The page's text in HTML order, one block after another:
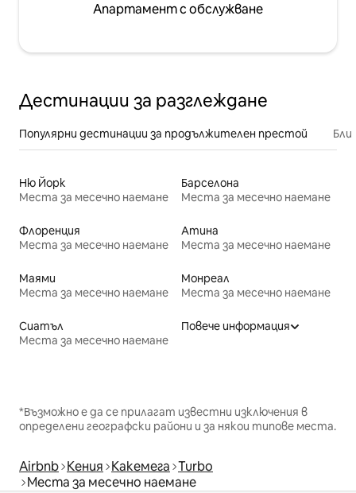
Апартамент с обслужване
Дестинации за разглеждане
Популярни дестинации за продължителен престой
Ню Йорк
Места за месечно наемане
Барселона
Места за месечно наемане
Флоренция
Места за месечно наемане
Атина
Места за месечно наемане
Маями
Места за месечно наемане
Монреал
Места за месечно наемане
Сиатъл
Места за месечно наемане
Повече информация
*Възможно е да се прилагат известни изключения в
определени географски райони и за някои типове места.
Airbnb Кения Какемега Turbo
Места за месечно наемане